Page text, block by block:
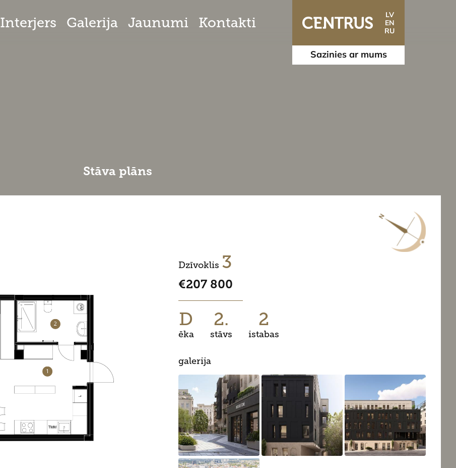
Interjers Galerija Jaunumi Kontakti
LV
EN
RU
Sazinies ar mums
Stāva plāns
Dzīvoklis 3
€207 800
D
ēka
2.
stāvs
2
istabas
galerija